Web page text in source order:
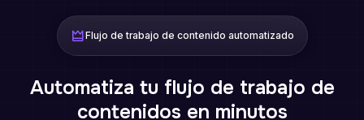
Flujo de trabajo de contenido automatizado
Automatiza tu flujo de trabajo de
contenidos en minutos